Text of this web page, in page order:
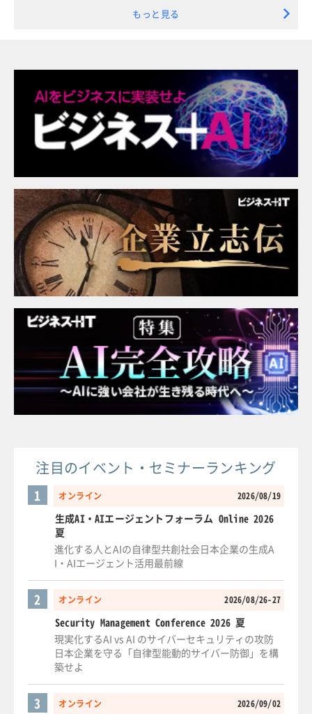
もっと見る
注目のイベント・セミナーランキング
オンライン 2026/08/19
1
生成AI・AIエージェントフォーラム Online 2026
夏
進化する人とAIの自律型共創社会日本企業の生成A
I・AIエージェント活用最前線
オンライン 2026/08/26-27
2
Security Management Conference 2026 夏
現実化するAI vs AI のサイバーセキュリティの攻防
日本企業を守る「自律型能動的サイバー防御」を構
築せよ
オンライン 2026/09/02
3